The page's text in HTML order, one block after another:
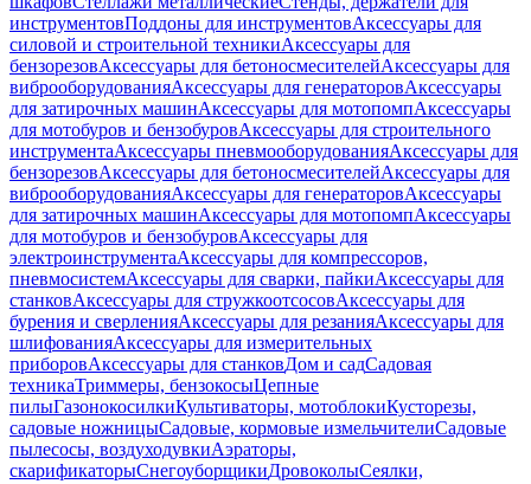
инструментовПоддоны для инструментовАксессуары для
силовой и строительной техникиАксессуары для
бензорезовАксессуары для бетоносмесителейАксессуары для
виброоборудованияАксессуары для генераторовАксессуары
для затирочных машинАксессуары для мотопомпАксессуары
для мотобуров и бензобуровАксессуары для строительного
инструментаАксессуары пневмооборудованияАксессуары для
бензорезовАксессуары для бетоносмесителейАксессуары для
виброоборудованияАксессуары для генераторовАксессуары
для затирочных машинАксессуары для мотопомпАксессуары
для мотобуров и бензобуровАксессуары для
электроинструментаАксессуары для компрессоров,
пневмосистемАксессуары для сварки, пайкиАксессуары для
станковАксессуары для стружкоотсосовАксессуары для
бурения и сверленияАксессуары для резанияАксессуары для
шлифованияАксессуары для измерительных
приборовАксессуары для станковДом и садСадовая
техникаТриммеры, бензокосыЦепные
пилыГазонокосилкиКультиваторы, мотоблокиКусторезы,
садовые ножницыСадовые, кормовые измельчителиСадовые
пылесосы, воздуходувкиАэраторы,
скарификаторыСнегоуборщикиДровоколыСеялки,